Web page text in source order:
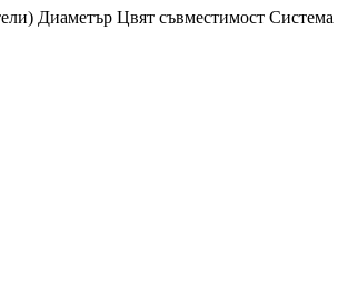
Диаметър Цвят съвместимост Система